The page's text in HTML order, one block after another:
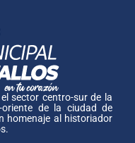
sector centro-sur de la
de la ciudad de
homenaje al historiador